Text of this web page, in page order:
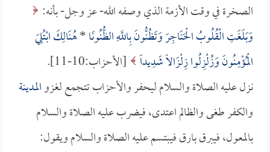
الصخرة في وقت الأزمة الذي وصفه الله- عز وجل- بأنه:
وَبَلَغَتِ الْقُلُوبُ الْحَنَاجِرَ وَتَظُنُّونَ بِاللَّهِ الظُّنُونَا*هُنَالِكَ ابْتُلِيَ
الْمُؤْمِنُونَ وَزُلْزِلُوا زِلْزَالاً شَدِيداً [الأحزاب:10-11].
نزل عليه الصلاة والسلام ليحفر والأحزاب تتجمع لغزوالمدينة
والكفر طغى والظالم اعتدى، فيضرب عليه الصلاة والسلام
بالمعول، فيبرق بارق فيبتسم عليه الصلاة والسلام ويقول: